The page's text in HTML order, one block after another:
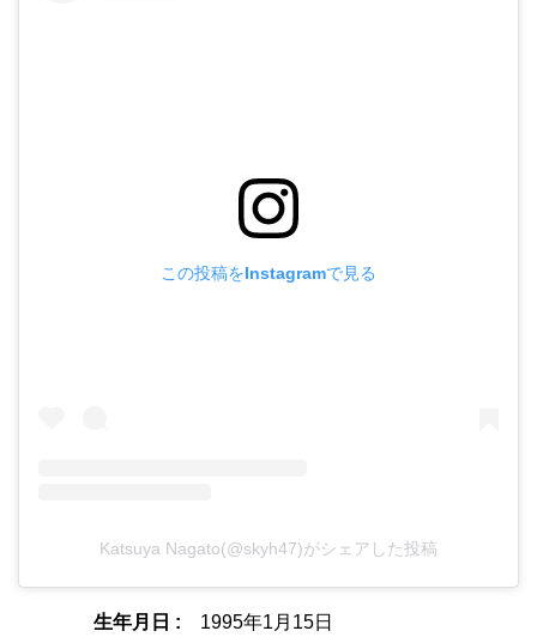
この投稿をInstagramで見る
Katsuya Nagato(@skyh47)がシェアした投稿
生年月日 :
1995年1月15日